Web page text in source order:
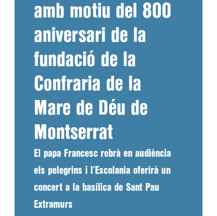
amb motiu del 800
aniversari de la
fundació de la
Confraria de la
Mare de Déu de
Montserrat
El papa Francesc rebrà en audiència
els pelegrins i l’Escolania oferirà un
concert a la basílica de Sant Pau
Extramurs